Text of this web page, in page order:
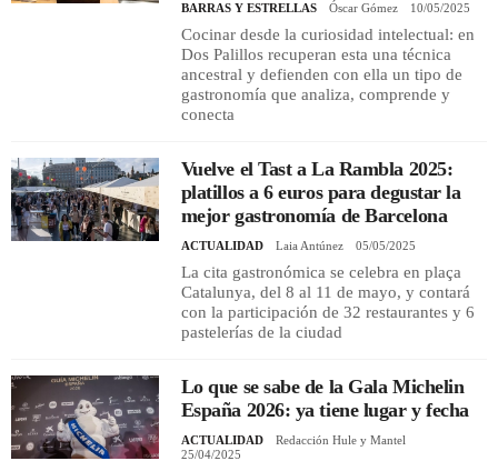
BARRAS Y ESTRELLAS Óscar Gómez 10/05/2025
Cocinar desde la curiosidad intelectual: en
Dos Palillos recuperan esta una técnica
ancestral y defienden con ella un tipo de
gastronomía que analiza, comprende y
conecta
Vuelve el Tast a La Rambla 2025:
platillos a 6 euros para degustar la
mejor gastronomía de Barcelona
ACTUALIDAD Laia Antúnez 05/05/2025
La cita gastronómica se celebra en plaça
Catalunya, del 8 al 11 de mayo, y contará
con la participación de 32 restaurantes y 6
pastelerías de la ciudad
Lo que se sabe de la Gala Michelin
España 2026: ya tiene lugar y fecha
ACTUALIDAD
Redacción Hule y Mantel
25/04/2025